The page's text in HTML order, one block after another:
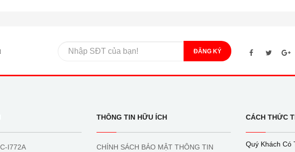
ĐĂNG KÝ
I772A
THÔNG TIN HỮU ÍCH
CHÍNH SÁCH BẢO MẬT THÔNG TIN
CÁCH THỨC
Quý Khách Có